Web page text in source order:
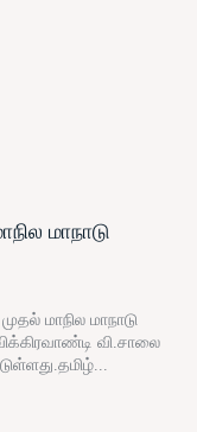
மாநாடு
மாநில மாநாடு
வி.சாலை